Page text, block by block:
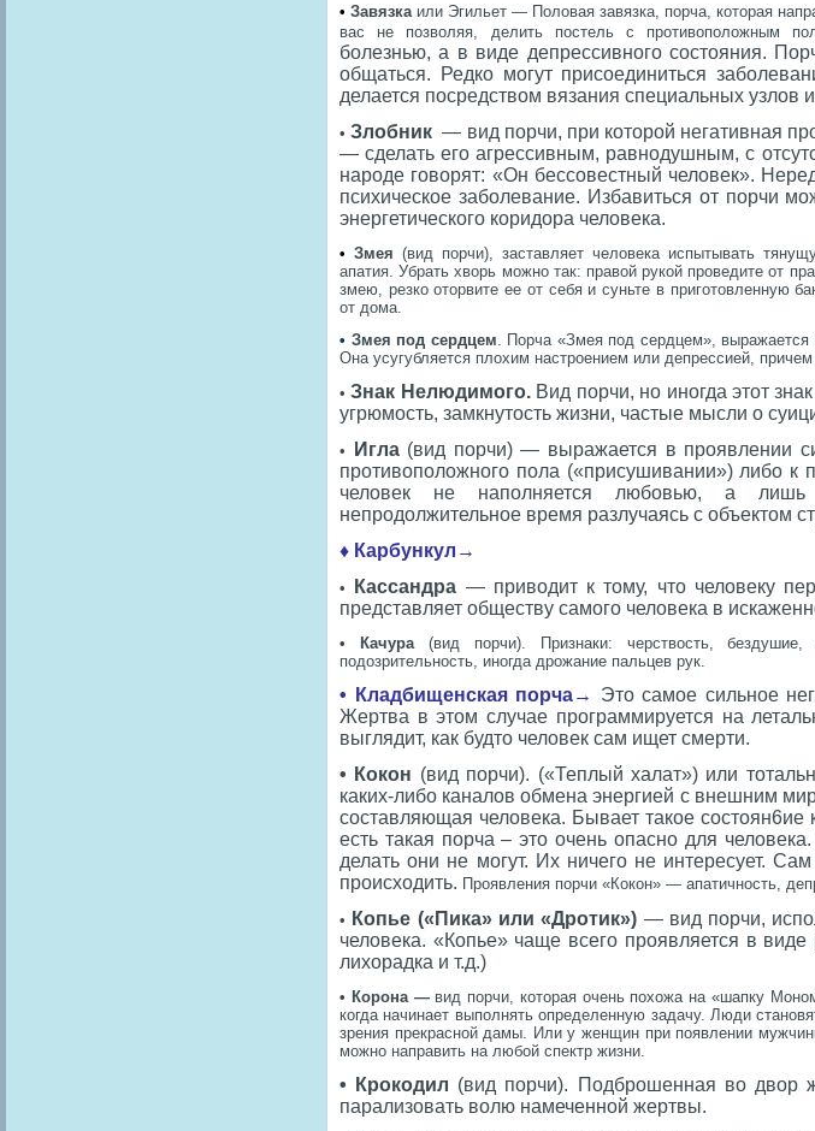
• Завязка или Эгильет — Половая завязка, порча, которая
вас не позволяя, делить постель с противоположным
болезнью, а в виде депрессивного состояния.
общаться. Редко могут присоединиться
делается посредством вязания специальных узлов
•Злобник — вид порчи, при которой негативная
— сделать его агрессивным, равнодушным, с
народе говорят: «Он бессовестный человек».
психическое заболевание. Избавиться от порчи
энергетического коридора человека.
• Змея (вид порчи), заставляет человека испытывать
апатия. Убрать хворь можно так: правой рукой проведите от
змею, резко оторвите ее от себя и суньте в приготовленную
от дома.
• Змея под сердцем. Порча «Змея под сердцем», выражается
Она усугубляется плохим настроением или депрессией,
•Знак Нелюдимого.Вид порчи, но иногда этот
угрюмость, замкнутость жизни, частые мысли о
• Игла (вид порчи) — выражается в проявлении
противоположного пола («присушивании») либо к
человек не наполняется любовью, а
непродолжительное время разлучаясь с объектом
♦ Карбункул→
• Кассандра — приводит к тому, что человеку
представляет обществу самого человека в
• Качура (вид порчи). Признаки: черствость, бездушие,
подозрительность, иногда дрожание пальцев рук.
• Кладбищенская порча→
Это самое сильное
Жертва в этом случае программируется на
выглядит, как будто человек сам ищет смерти.
• Кокон (вид порчи). («Теплый халат») или
каких-либо каналов обмена энергией с внешним
составляющая человека. Бывает такое состоян6ие
есть такая порча – это очень опасно для
делать они не могут. Их ничего не интересует.
происходить. Проявления порчи «Кокон» — апатичность,
• Копье («Пика» или «Дротик») — вид порчи,
человека. «Копье» чаще всего проявляется в
лихорадка и т.д.)
• Корона — вид порчи, которая очень похожа на «шапку
когда начинает выполнять определенную задачу. Люди
зрения прекрасной дамы. Или у женщин при появлении
можно направить на любой спектр жизни.
• Крокодил (вид порчи). Подброшенная во двор
парализовать волю намеченной жертвы.